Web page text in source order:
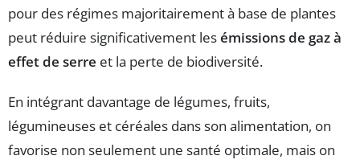
pour des régimes majoritairement à base de plantes
peut réduire significativement lesémissions de gaz à
effet de serre et la perte de biodiversité.
En intégrant davantage de légumes, fruits,
légumineuses et céréales dans son alimentation, on
favorise non seulement une santé optimale, mais on